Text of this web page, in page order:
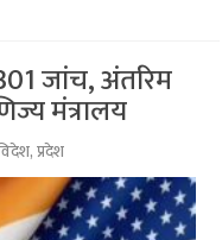
जांच, अंतरिम
मंत्रालय
,प्रदेश